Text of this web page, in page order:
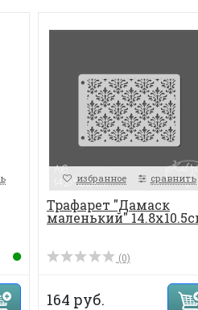
избранное сравнить
Трафарет "Дамаск
маленький"
(0)
164 руб.